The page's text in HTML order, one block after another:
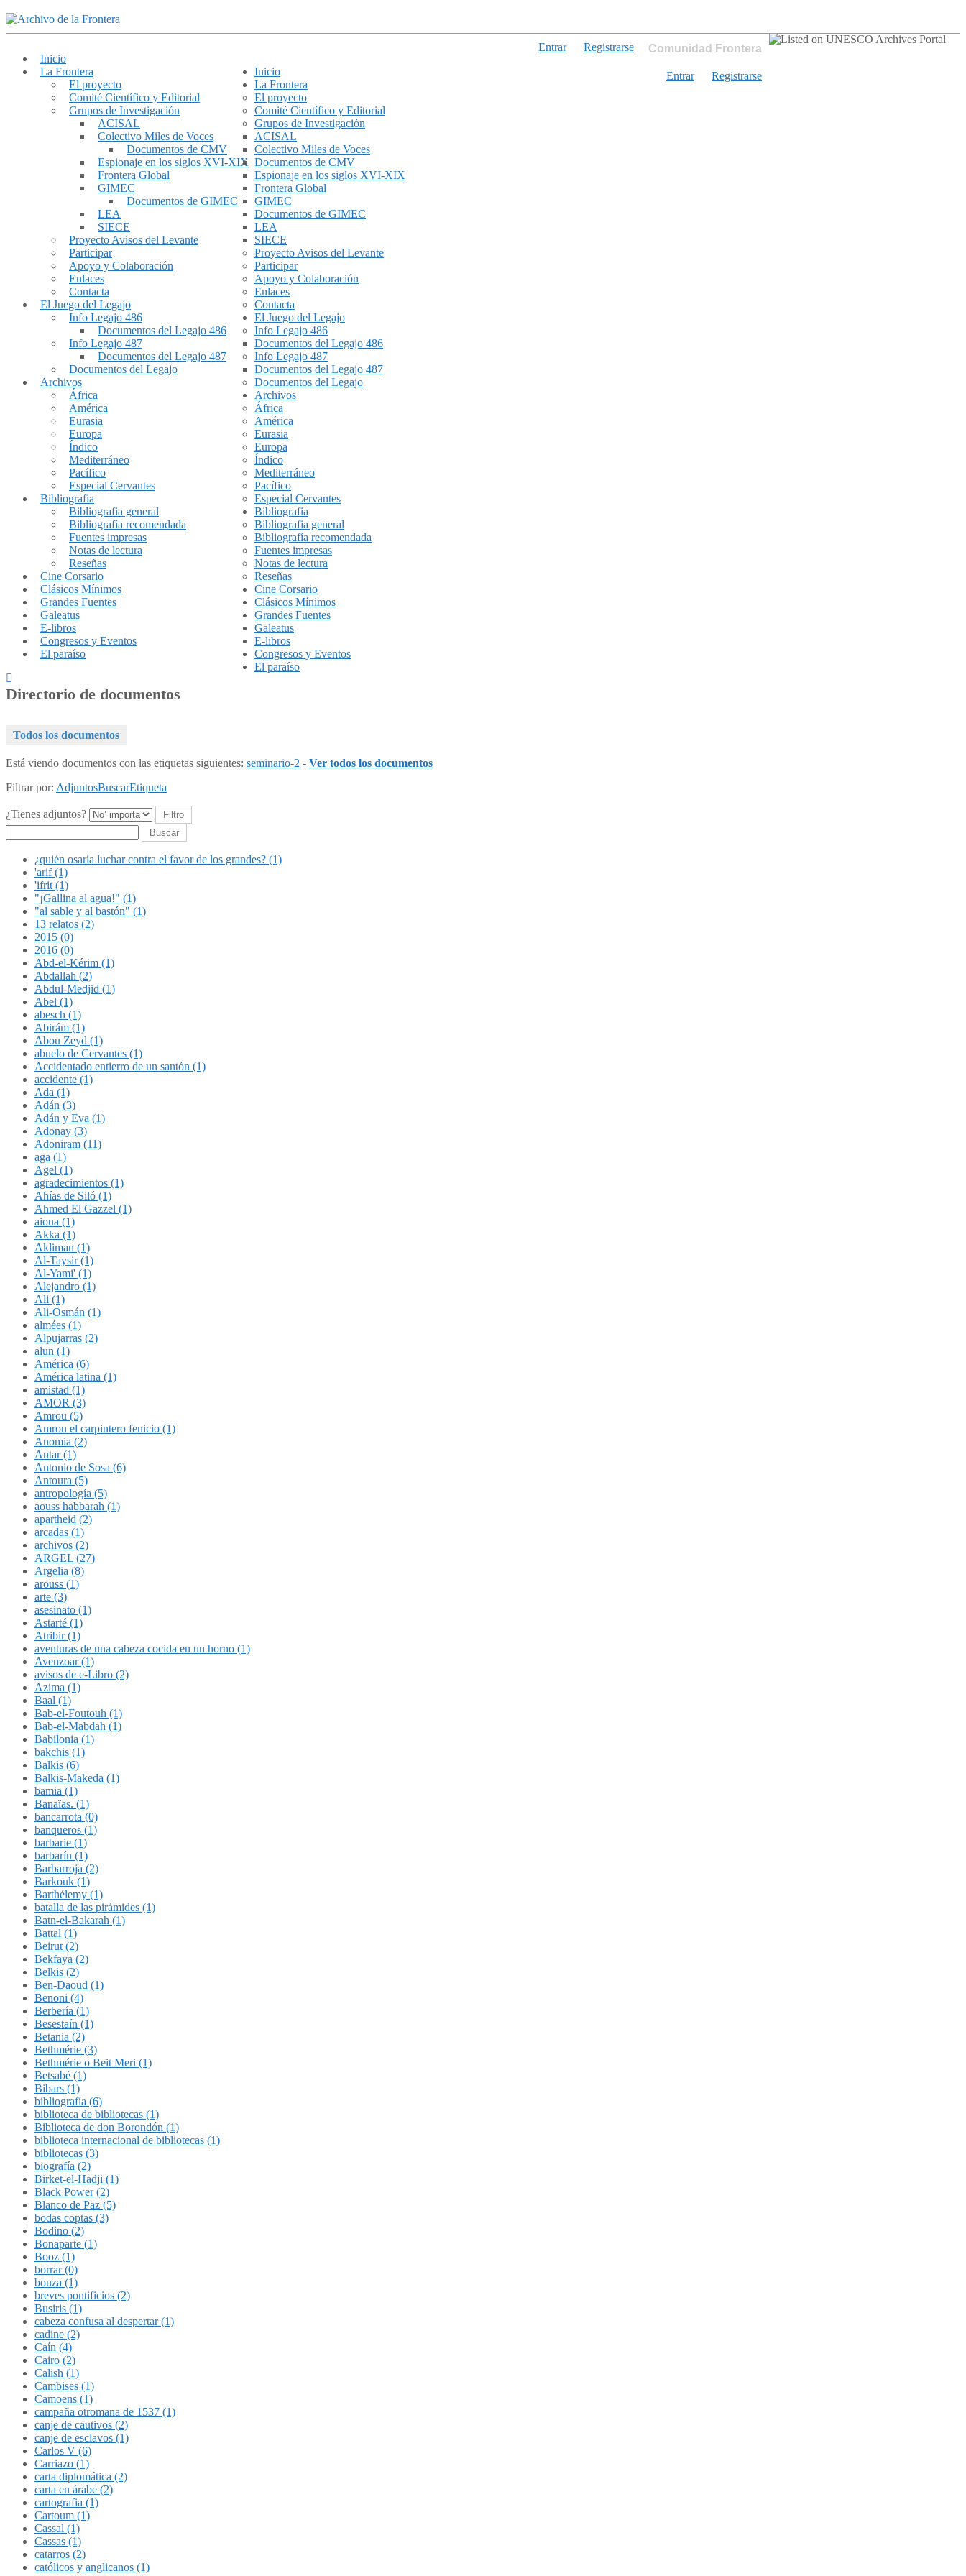
Comunidad Frontera
Entrar Registrarse
Inicio
La Frontera
El proyecto
Comité Científico y Editorial
Grupos de Investigación
ACISAL
Colectivo Miles de Voces
Documentos de CMV
Espionaje en los siglos XVI-XIX
Frontera Global
GIMEC
Documentos de GIMEC
LEA
SIECE
Proyecto Avisos del Levante
Participar
Apoyo y Colaboración
Enlaces
Contacta
El Juego del Legajo
Info Legajo 486
Documentos del Legajo 486
Info Legajo 487
Documentos del Legajo 487
Documentos del Legajo
Archivos
África
América
Eurasia
Europa
Índico
Mediterráneo
Pacífico
Especial Cervantes
Bibliografia
Bibliografia general
Bibliografía recomendada
Fuentes impresas
Notas de lectura
Reseñas
Cine Corsario
Clásicos Mínimos
Grandes Fuentes
Galeatus
E-libros
Congresos y Eventos
El paraíso
Entrar
Registrarse
Inicio
La Frontera
El proyecto
Comité Científico y Editorial
Grupos de Investigación
ACISAL
Colectivo Miles de Voces
Documentos de CMV
Espionaje en los siglos XVI-XIX
Frontera Global
GIMEC
Documentos de GIMEC
LEA
SIECE
Proyecto Avisos del Levante
Participar
Apoyo y Colaboración
Enlaces
Contacta
El Juego del Legajo
Info Legajo 486
Documentos del Legajo 486
Info Legajo 487
Documentos del Legajo 487
Documentos del Legajo
Archivos
África
América
Eurasia
Europa
Índico
Mediterráneo
Pacífico
Especial Cervantes
Bibliografia
Bibliografia general
Bibliografía recomendada
Fuentes impresas
Notas de lectura
Reseñas
Cine Corsario
Clásicos Mínimos
Grandes Fuentes
Galeatus
E-libros
Congresos y Eventos
El paraíso
Directorio de documentos
Todos los documentos
Está viendo documentos con las etiquetas siguientes: seminario-2 - Ver todos los documentos
Filtrar por: AdjuntosBuscarEtiqueta
¿Tienes adjuntos?
Buscar
¿quién osaría luchar contra el favor de los grandes? (1)
'arif (1)
'ifrit (1)
"¡Gallina al agua!" (1)
"al sable y al bastón" (1)
13 relatos (2)
2015 (0)
2016 (0)
Abd-el-Kérim (1)
Abdallah (2)
Abdul-Medjid (1)
Abel (1)
abesch (1)
Abirám (1)
Abou Zeyd (1)
abuelo de Cervantes (1)
Accidentado entierro de un santón (1)
accidente (1)
Ada (1)
Adán (3)
Adán y Eva (1)
Adonay (3)
Adoniram (11)
aga (1)
Agel (1)
agradecimientos (1)
Ahías de Siló (1)
Ahmed El Gazzel (1)
aioua (1)
Akka (1)
Akliman (1)
Al-Taysir (1)
Al-Yami' (1)
Alejandro (1)
Ali (1)
Ali-Osmán (1)
almées (1)
Alpujarras (2)
alun (1)
América (6)
América latina (1)
amistad (1)
AMOR (3)
Amrou (5)
Amrou el carpintero fenicio (1)
Anomia (2)
Antar (1)
Antonio de Sosa (6)
Antoura (5)
antropología (5)
aouss habbarah (1)
apartheid (2)
arcadas (1)
archivos (2)
ARGEL (27)
Argelia (8)
arouss (1)
arte (3)
asesinato (1)
Astarté (1)
Atribir (1)
aventuras de una cabeza cocida en un horno (1)
Avenzoar (1)
avisos de e-Libro (2)
Azima (1)
Baal (1)
Bab-el-Foutouh (1)
Bab-el-Mabdah (1)
Babilonia (1)
bakchis (1)
Balkis (6)
Balkis-Makeda (1)
bamia (1)
Banaïas. (1)
bancarrota (0)
banqueros (1)
barbarie (1)
barbarín (1)
Barbarroja (2)
Barkouk (1)
Barthélemy (1)
batalla de las pirámides (1)
Batn-el-Bakarah (1)
Battal (1)
Beirut (2)
Bekfaya (2)
Belkis (2)
Ben-Daoud (1)
Benoni (4)
Berbería (1)
Besestaín (1)
Betania (2)
Bethmérie (3)
Bethmérie o Beit Meri (1)
Betsabé (1)
Bibars (1)
bibliografía (6)
biblioteca de bibliotecas (1)
Biblioteca de don Borondón (1)
biblioteca internacional de bibliotecas (1)
bibliotecas (3)
biografía (2)
Birket-el-Hadji (1)
Black Power (2)
Blanco de Paz (5)
bodas coptas (3)
Bodino (2)
Bonaparte (1)
Booz (1)
borrar (0)
bouza (1)
breves pontificios (2)
Busiris (1)
cabeza confusa al despertar (1)
cadine (2)
Caín (4)
Cairo (2)
Calish (1)
Cambises (1)
Camoens (1)
campaña otromana de 1537 (1)
canje de cautivos (2)
canje de esclavos (1)
Carlos V (6)
Carriazo (1)
carta diplomática (2)
carta en árabe (2)
cartografia (1)
Cartoum (1)
Cassal (1)
Cassas (1)
catarros (2)
católicos y anglicanos (1)